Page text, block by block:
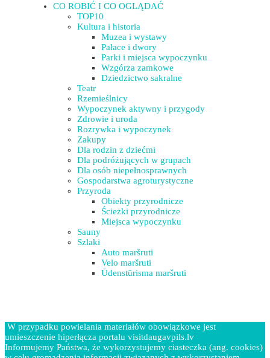
CO ROBIĆ I CO OGLĄDAĆ
TOP10
Kultura i historia
Muzea i wystawy
Pałace i dwory
Parki i miejsca wypoczynku
Wzgórza zamkowe
Dziedzictwo sakralne
Teatr
Rzemieślnicy
Wypoczynek aktywny i przygody
Zdrowie i uroda
Rozrywka i wypoczynek
Zakupy
Dla rodzin z dziećmi
Dla podróżujących w grupach
Dla osób niepełnosprawnych
Gospodarstwa agroturystyczne
Przyroda
Obiekty przyrodnicze
Ścieżki przyrodnicze
Miejsca wypoczynku
Sauny
Szlaki
Auto maršruti
Velo maršruti
Ūdenstūrisma maršruti
W przypadku powielania materiałów obowiązkowe jest
umieszczenie hiperłącza portalu visitdaugavpils.lv
Informujemy Państwa, że wykorzystujemy ciasteczka (ang. cookies)